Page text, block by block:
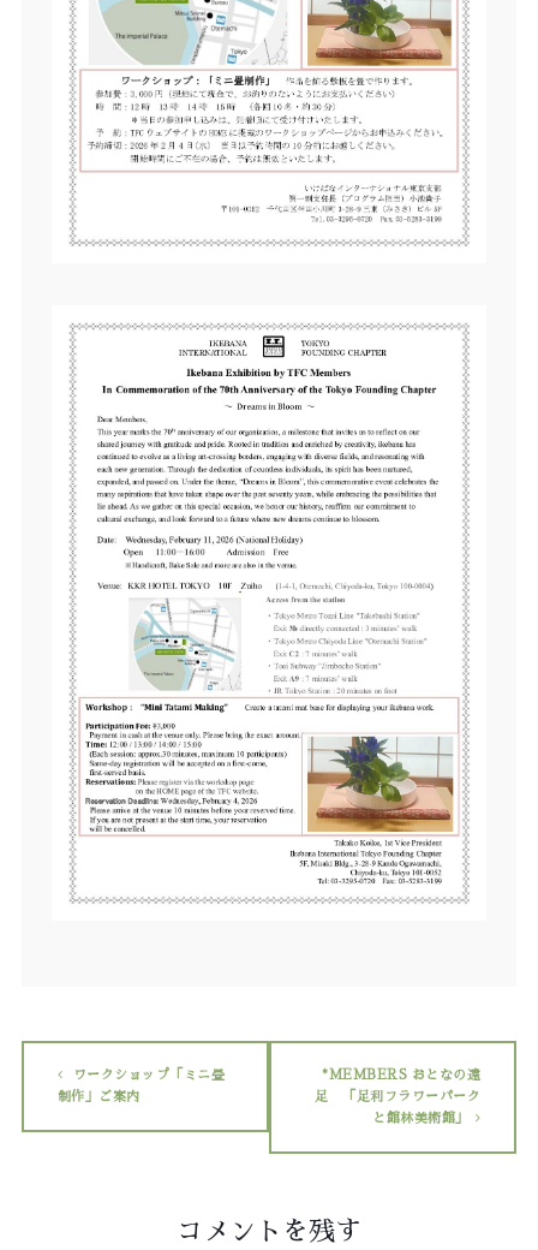
ワークショップ「ミニ畳
制作」ご案内
*MEMBERS おとなの遠
足 「足利フラワーパーク
と館林美術館」
コメントを残す